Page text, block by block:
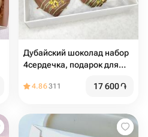
Дубайский шоколад набор
4сердечка, подарок для
4.86311 17 600֏